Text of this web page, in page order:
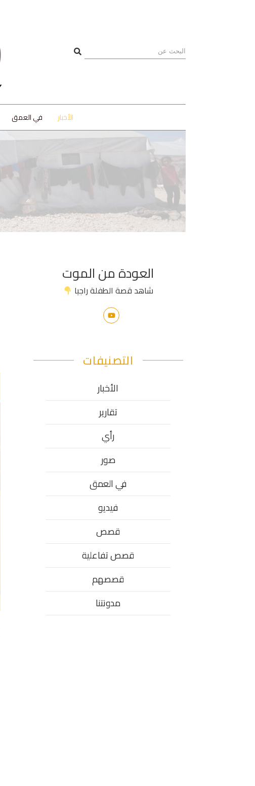
الأخبار في العمق
العودة من الموت
شاهد قصة الطفلة راجيا
التصنيفات
الأخبار
تقارير
رأي
صور
في العمق
فيديو
قصص
قصص تفاعلية
قصصهم
مدونتنا